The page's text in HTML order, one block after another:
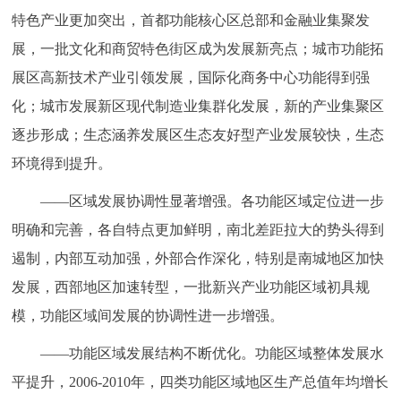
特色产业更加突出，首都功能核心区总部和金融业集聚发
展，一批文化和商贸特色街区成为发展新亮点；城市功能拓
展区高新技术产业引领发展，国际化商务中心功能得到强
化；城市发展新区现代制造业集群化发展，新的产业集聚区
逐步形成；生态涵养发展区生态友好型产业发展较快，生态
环境得到提升。
——区域发展协调性显著增强。各功能区域定位进一步
明确和完善，各自特点更加鲜明，南北差距拉大的势头得到
遏制，内部互动加强，外部合作深化，特别是南城地区加快
发展，西部地区加速转型，一批新兴产业功能区域初具规
模，功能区域间发展的协调性进一步增强。
——功能区域发展结构不断优化。功能区域整体发展水
平提升，2006-2010年，四类功能区域地区生产总值年均增长